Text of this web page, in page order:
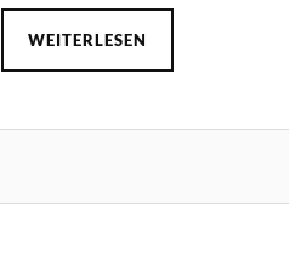
WEITERLESEN